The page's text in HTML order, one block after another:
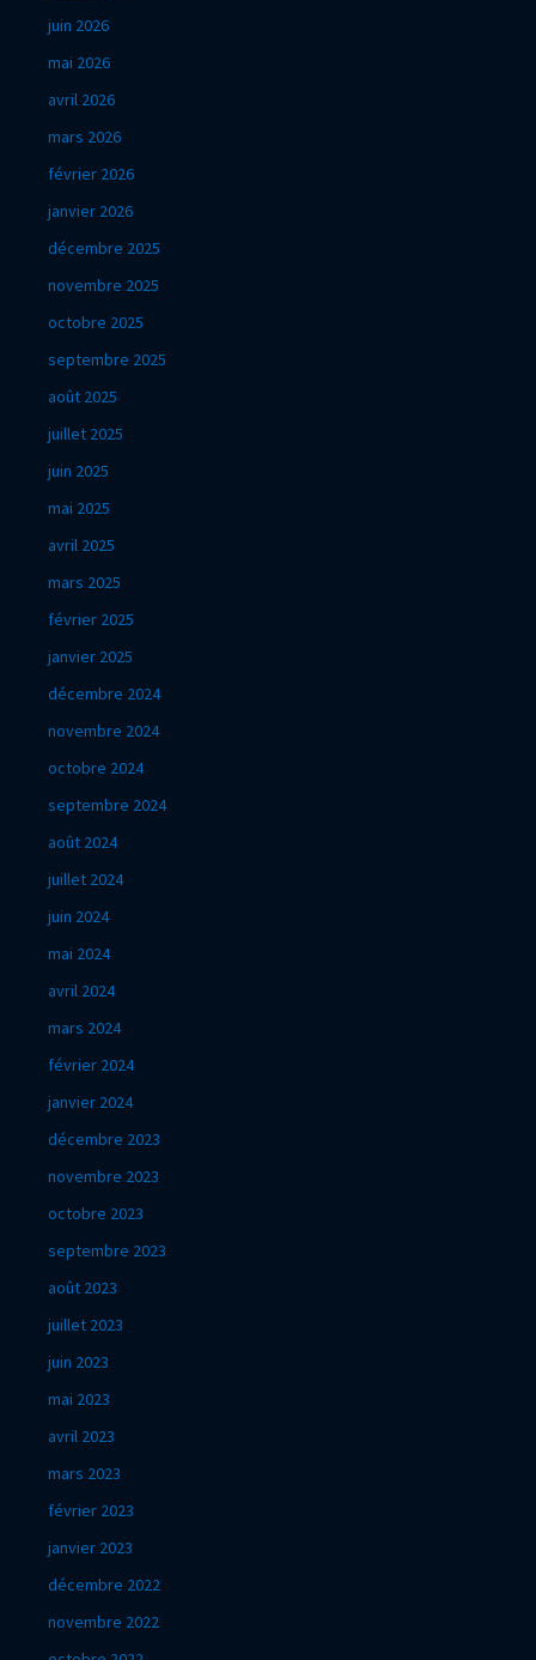
juin 2026
mai 2026
avril 2026
mars 2026
février 2026
janvier 2026
décembre 2025
novembre 2025
octobre 2025
septembre 2025
août 2025
juillet 2025
juin 2025
mai 2025
avril 2025
mars 2025
février 2025
janvier 2025
décembre 2024
novembre 2024
octobre 2024
septembre 2024
août 2024
juillet 2024
juin 2024
mai 2024
avril 2024
mars 2024
février 2024
janvier 2024
décembre 2023
novembre 2023
octobre 2023
septembre 2023
août 2023
juillet 2023
juin 2023
mai 2023
avril 2023
mars 2023
février 2023
janvier 2023
décembre 2022
novembre 2022